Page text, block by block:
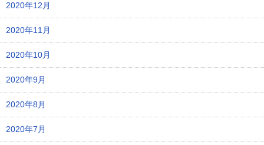
2020年12月
2020年11月
2020年10月
2020年9月
2020年8月
2020年7月